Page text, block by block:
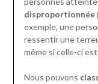
disproportionnée
exemple, une
ressentir une
même si celle-ci
Nous pouvons